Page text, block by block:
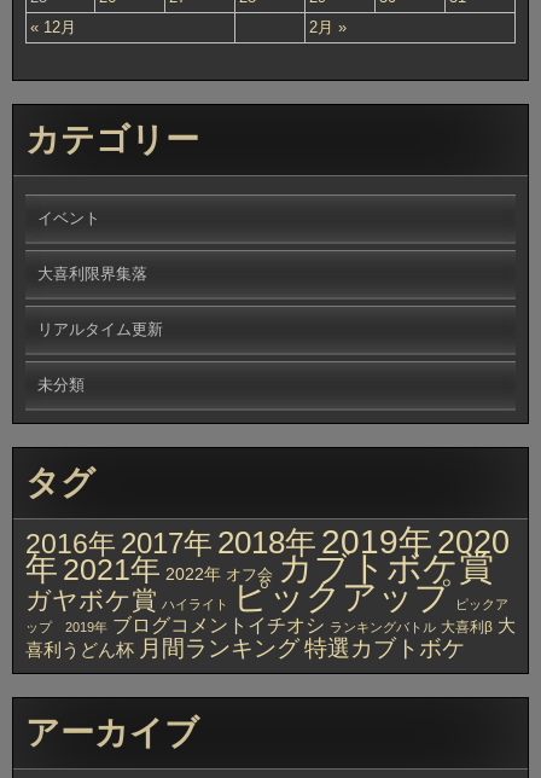
« 12月 2月 »
カテゴリー
イベント
大喜利限界集落
リアルタイム更新
未分類
タグ
2016年 2017年 2018年 2019年2020
年 2021年 2022年 オフ会 カブトボケ賞
ガヤボケ賞 ハイライト ピックアップ ピックア
ップ 2019年 ブログコメントイチオシ ランキングバトル 大喜利β 大
喜利うどん杯 月間ランキング特選カブトボケ
アーカイブ